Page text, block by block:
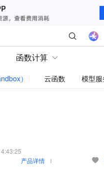
函数计算
） 云函数 模型服
产品详情